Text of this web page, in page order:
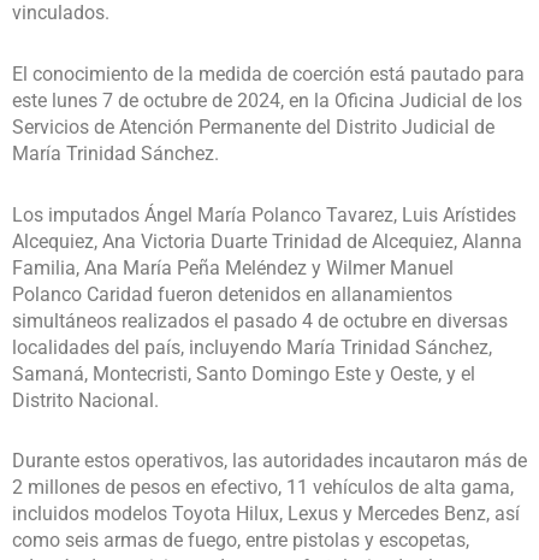
vinculados.
El conocimiento de la medida de coerción está pautado para
este lunes 7 de octubre de 2024, en la Oficina Judicial de los
Servicios de Atención Permanente del Distrito Judicial de
María Trinidad Sánchez.
Los imputados Ángel María Polanco Tavarez, Luis Arístides
Alcequiez, Ana Victoria Duarte Trinidad de Alcequiez, Alanna
Familia, Ana María Peña Meléndez y Wilmer Manuel
Polanco Caridad fueron detenidos en allanamientos
simultáneos realizados el pasado 4 de octubre en diversas
localidades del país, incluyendo María Trinidad Sánchez,
Samaná, Montecristi, Santo Domingo Este y Oeste, y el
Distrito Nacional.
Durante estos operativos, las autoridades incautaron más de
2 millones de pesos en efectivo, 11 vehículos de alta gama,
incluidos modelos Toyota Hilux, Lexus y Mercedes Benz, así
como seis armas de fuego, entre pistolas y escopetas,